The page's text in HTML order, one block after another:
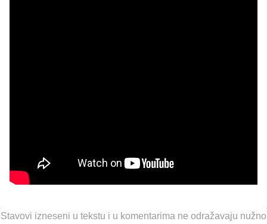
Stavovi izneseni u tekstu i u komentarima ne odražavaju nužno